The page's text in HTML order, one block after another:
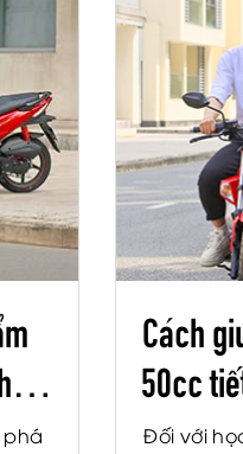
phá
Cách
50cc
Đối với